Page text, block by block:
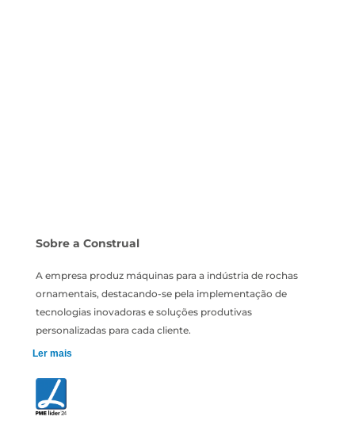
Sobre a Construal
A empresa produz máquinas para a indústria de rochas
ornamentais, destacando-se pela implementação de
tecnologias inovadoras e soluções produtivas
personalizadas para cada cliente.
Ler mais